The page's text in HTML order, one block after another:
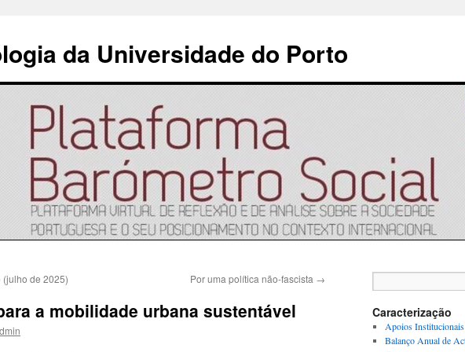
da Universidade do Porto
(julho de 2025) Por uma política não-fascista →
a mobilidade urbana sustentável Caracterização
Apoios Institucionais
Balanço Anual de